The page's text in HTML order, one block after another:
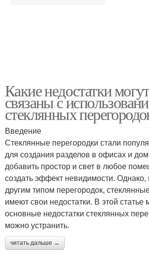
Какие недостатки
связаны с
стеклянных
Введение
Стеклянные перегородки стали
для создания разделов в офисах и
добавить простор и свет в любое
создать эффект невидимости.
другим типом перегородок,
имеют свои недостатки. В этой
основные недостатки стеклянных
можно устранить.
читать дальше →